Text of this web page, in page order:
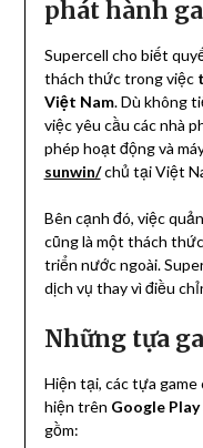
phát hành
Supercell cho biết
thách thức trong việc
Việt Nam. Dù không
việc yêu cầu các nhà
phép hoạt động và
sunwin/chủ tại Việt
Bên cạnh đó, việc
cũng là một thách
triển nước ngoài.
dịch vụ thay vì điều
Những tựa
Hiện tại, các tựa
hiện trên Google
gồm: